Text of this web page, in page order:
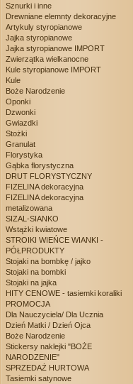
Sznurki i inne
Drewniane elemnty dekoracyjne
Artykuly styropianowe
Jajka styropianowe
Jajka styropianowe IMPORT
Zwierzątka wielkanocne
Kule styropianowe IMPORT
Kule
Boże Narodzenie
Oponki
Dzwonki
Gwiazdki
Stożki
Granulat
Florystyka
Gąbka florystyczna
DRUT FLORYSTYCZNY
FIZELINA dekoracyjna
FIZELINA dekoracyjna
metalizowana
SIZAL-SIANKO
Wstążki kwiatowe
STROIKI WIEŃCE WIANKI -
PÓŁPRODUKTY
Stojaki na bombkę / jajko
Stojaki na bombki
Stojaki na jajka
HITY CENOWE - tasiemki koraliki
PROMOCJA
Dla Nauczyciela/ Dla Ucznia
Dzień Matki / Dzień Ojca
Boże Narodzenie
Stickersy naklejki "BOŻE
NARODZENIE"
SPRZEDAŻ HURTOWA
Tasiemki satynowe